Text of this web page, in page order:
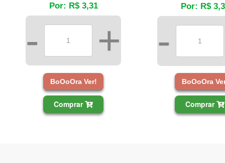
Por: R$ 3,31
- +
BoOoOra Ver!
Comprar
Por: R$
-
BoOoOra
Comprar